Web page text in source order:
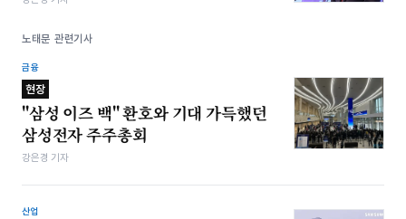
노태문 관련기사
금융
현장
"삼성 이즈 백" 환호와 기대 가득했던
삼성전자 주주총회
강은경 기자
산업